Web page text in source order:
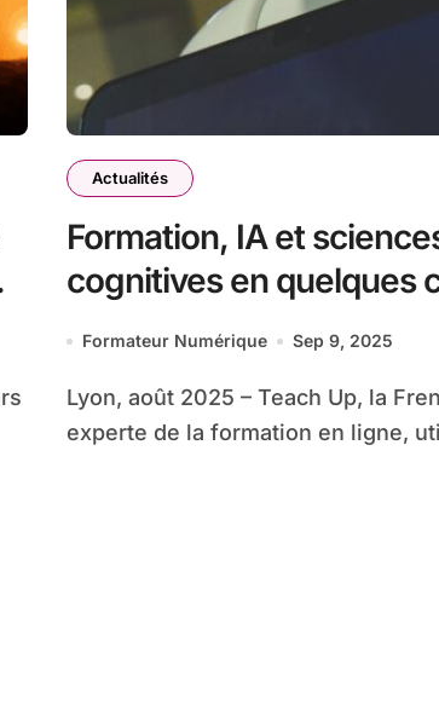
Actualités
Formation, IA et
cognitives en quelques
Formateur Numérique Sep 9, 2025
Lyon, août 2025 – Teach Up, la FrenchTech
experte de la formation en ligne,